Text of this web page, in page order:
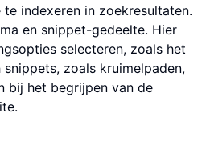
indexeren in zoekresultaten.
en snippet-gedeelte. Hier
selecteren, zoals het
snippets, zoals kruimelpaden,
bij het begrijpen van de